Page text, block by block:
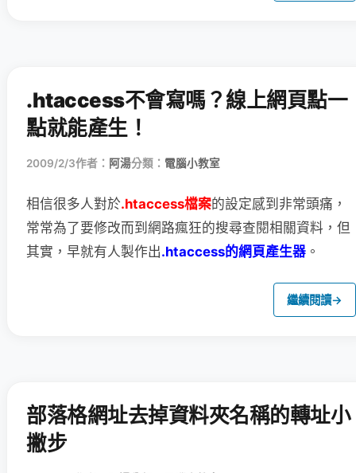
.htaccess不會寫嗎？線上網頁點一
點就能產生！
2009/2/3作者： 阿湯分類： 電腦小教室
相信很多人對於.htaccess檔案的設定感到非常頭痛，
常常為了要修改而到網路瘋狂的搜尋查閱相關資料，但
其實，早就有人製作出.htaccess的網頁產生器 。
繼續閱讀→
部落格網址去掉資料夾名稱的轉址小
撇步